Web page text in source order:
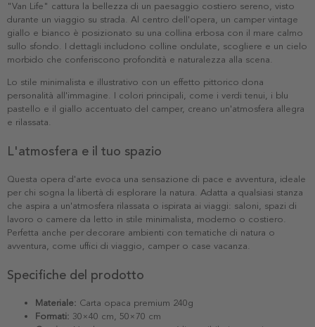
"Van Life" cattura la bellezza di un paesaggio costiero sereno, visto
durante un viaggio su strada. Al centro dell'opera, un camper vintage
giallo e bianco è posizionato su una collina erbosa con il mare calmo
sullo sfondo. I dettagli includono colline ondulate, scogliere e un cielo
morbido che conferiscono profondità e naturalezza alla scena.
Lo stile minimalista e illustrativo con un effetto pittorico dona
personalità all'immagine. I colori principali, come i verdi tenui, i blu
pastello e il giallo accentuato del camper, creano un'atmosfera allegra
e rilassata.
L'atmosfera e il tuo spazio
Questa opera d'arte evoca una sensazione di pace e avventura, ideale
per chi sogna la libertà di esplorare la natura. Adatta a qualsiasi stanza
che aspira a un'atmosfera rilassata o ispirata ai viaggi: saloni, spazi di
lavoro o camere da letto in stile minimalista, moderno o costiero.
Perfetta anche per decorare ambienti con tematiche di natura o
avventura, come uffici di viaggio, camper o case vacanza.
Specifiche del prodotto
Materiale: Carta opaca premium 240g
Formati: 30×40 cm, 50×70 cm